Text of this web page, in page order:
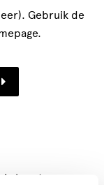
Gebruik de
kunst en